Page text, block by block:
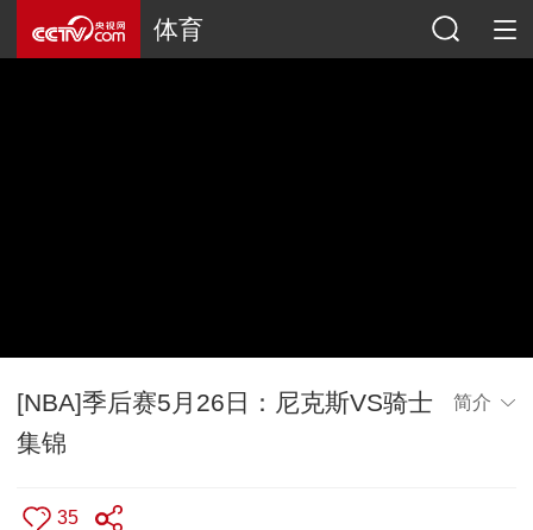
体育
[NBA]季后赛5月26日：尼克斯VS骑士
集锦
简介
35